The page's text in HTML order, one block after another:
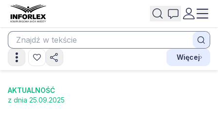
Więcej
AKTUALNOŚĆ
z dnia 25.09.2025